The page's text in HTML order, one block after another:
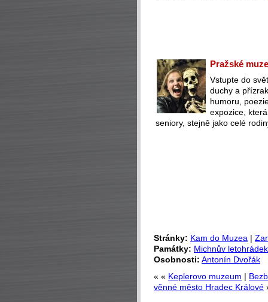
Pražské
Vstupte do
duchy a
humoru,
expozice,
seniory, stejně jako celé
Stránky: Kam do Muzea |
Památky: Michnův letohrádek
Osobnosti: Antonín Dvořák
« « Keplerovo muzeum |
věnné město Hradec Králové